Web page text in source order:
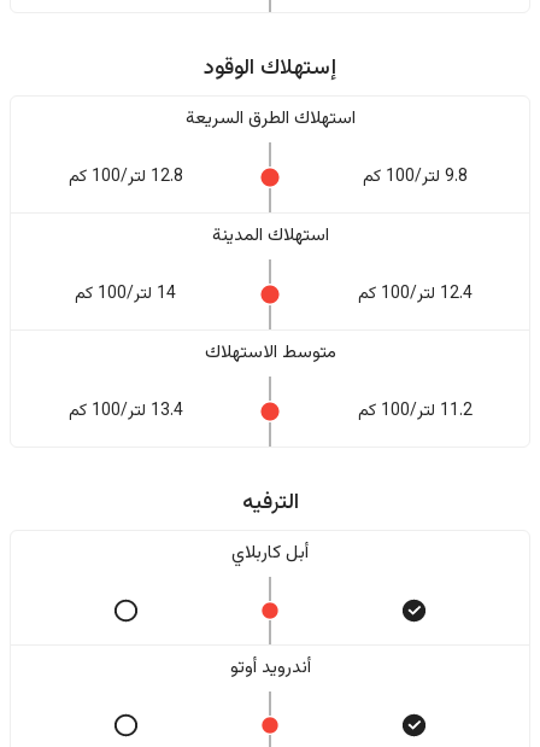
إستهلاك الوقود
استهلاك الطرق السريعة
9.8 لتر/100 كم 12.8 لتر/100 كم
استهلاك المدينة
12.4 لتر/100 كم 14 لتر/100 كم
متوسط الاستهلاك
11.2 لتر/100 كم 13.4 لتر/100 كم
الترفيه
أبل كاربلاي
أندرويد أوتو